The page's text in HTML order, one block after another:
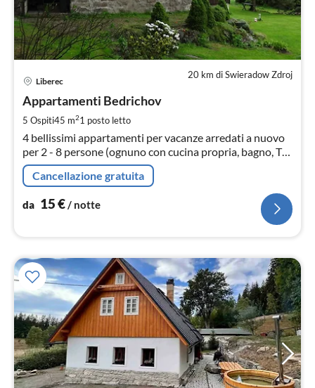
20 km di Swieradow Zdroj
Liberec
Appartamenti Bedrichov
5 Ospiti45 m21 posto letto
4 bellissimi appartamenti per vacanze arredati a nuovo
per 2 - 8 persone (ognuno con cucina propria, bagno, TV
satellitare, 2 di essi anche con camere da letto separate).
WLAN. Giardino, barbecue.
Cancellazione gratuita
da 15€/ notte